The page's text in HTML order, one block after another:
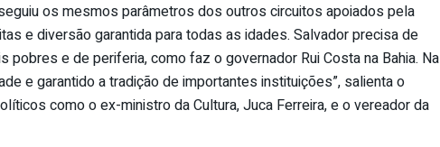
os mesmos parâmetros dos outros circuitos apoiados pela
e diversão garantida para todas as idades. Salvador precisa de
e de periferia, como faz o governador Rui Costa na Bahia. Na
e garantido a tradição de importantes instituições”, salienta o
como o ex-ministro da Cultura, Juca Ferreira, e o vereador da